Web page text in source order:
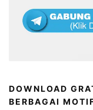
DOWNLOAD
BERBAGAI